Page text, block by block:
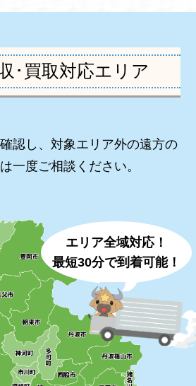
･買取対応エリア
認し、対象エリア外の遠方の
一度ご相談ください。
エリア全域対応！
最短30分で到着可能！